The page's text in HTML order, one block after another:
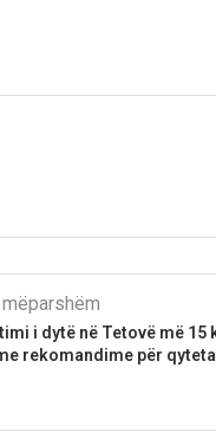
i dytë në Tetovë më 15
rekomandime për